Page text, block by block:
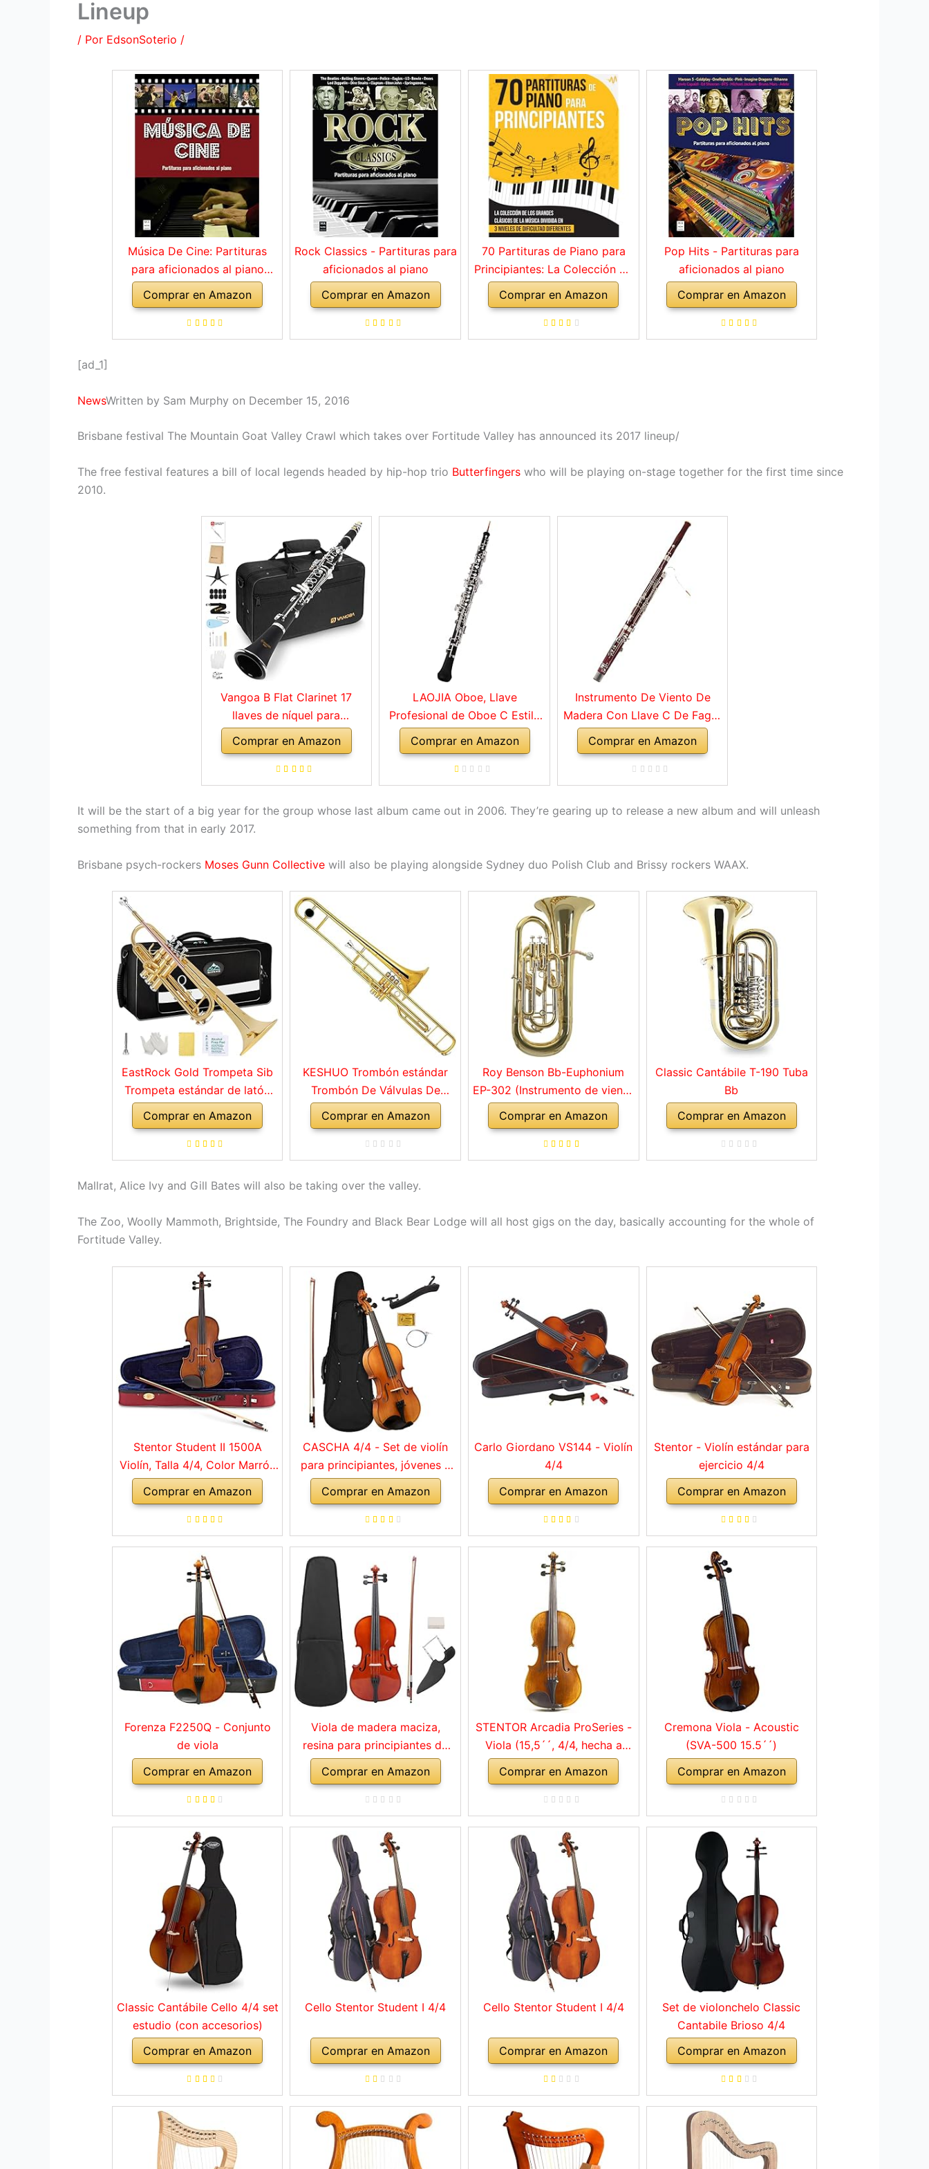
Lineup
/ Por EdsonSoterio /
Música De Cine: Partituras
para aficionados al piano
(MUSICA)
Comprar en Amazon
Rock Classics - Partituras para
aficionados al piano
Comprar en Amazon
70 Partituras de Piano para
Principiantes: La Colección de
los Grandes Clásicos de la
Música dividida en 3 Niveles
de dificultad diferentes
Comprar en Amazon
Pop Hits - Partituras para
aficionados al piano
Comprar en Amazon
[ad_1]
NewsWritten by Sam Murphy on December 15, 2016
Brisbane festival The Mountain Goat Valley Crawl which takes over Fortitude Valley has announced its 2017 lineup/
The free festival features a bill of local legends headed by hip-hop trio Butterfingers who will be playing on-stage together for the first time since
2010.
Vangoa B Flat Clarinet 17
llaves de níquel para
principiantes, juego de
clarinete para estudiantes con
boquilla 4C, kit de limpieza,
estuche rígido, soporte, 10
cañas y guantes, negro
Comprar en Amazon
LAOJIA Oboe, Llave
Profesional de Oboe C Estilo
semiautomático Llaves
niqueladas Instrumento de
Viento de Madera con Guantes
de caña de Oboe Estuche de
Cuero Bolsa de Transporte
Comprar en Amazon
Instrumento De Viento De
Madera Con Llave C De Fagot
De Madera Con Accesorios De
Estuche, Instrumentos
Musicales De Banda Y
Orquesta De Viento Madera
Comprar en Amazon
It will be the start of a big year for the group whose last album came out in 2006. They’re gearing up to release a new album and will unleash
something from that in early 2017.
Brisbane psych-rockers Moses Gunn Collective will also be playing alongside Sydney duo Polish Club and Brissy rockers WAAX.
EastRock Gold Trompeta Sib
Trompeta estándar de latón
con estuche rígido, guantes,
tela, boquilla 7C, instrumentos
musicales para estudiantes
principiantes o niños
experimentados
Comprar en Amazon
KESHUO Trombón estándar
Trombón De Válvulas De
Pistón De Llave C Lacado
Dorado
Comprar en Amazon
Roy Benson Bb-Euphonium
EP-302 (Instrumento de viento
profesional, con tudel de latón
dorado, correderas exteriores
de alpaca, válvulas de acero
inoxidable, con estuche de
Comprar en Amazon
Classic Cantábile T-190 Tuba
Bb
Comprar en Amazon
Mallrat, Alice Ivy and Gill Bates will also be taking over the valley.
The Zoo, Woolly Mammoth, Brightside, The Foundry and Black Bear Lodge will all host gigs on the day, basically accounting for the whole of
Fortitude Valley.
Stentor Student II 1500A
Violín, Talla 4/4, Color Marrón
Rojo
Comprar en Amazon
CASCHA 4/4 - Set de violín
para principiantes, jóvenes y
adultos, violín macizo con
arco, colofonia, cuerdas de
repuesto, soporte para
hombro, maletín, abeto natural
Comprar en Amazon
Carlo Giordano VS144 - Violín
4/4
Comprar en Amazon
Stentor - Violín estándar para
ejercicio 4/4
Comprar en Amazon
Forenza F2250Q - Conjunto
de viola
Comprar en Amazon
Viola de madera maciza,
resina para principiantes de
viola para instrumentos
musicales para niños y adultos
Comprar en Amazon
STENTOR Arcadia ProSeries -
Viola (15,5´´, 4/4, hecha a
mano)
Comprar en Amazon
Cremona Viola - Acoustic
(SVA-500 15.5´´)
Comprar en Amazon
Classic Cantábile Cello 4/4 set
estudio (con accesorios)
Comprar en Amazon
Cello Stentor Student I 4/4
Comprar en Amazon
Cello Stentor Student I 4/4
Comprar en Amazon
Set de violonchelo Classic
Cantabile Brioso 4/4
Comprar en Amazon